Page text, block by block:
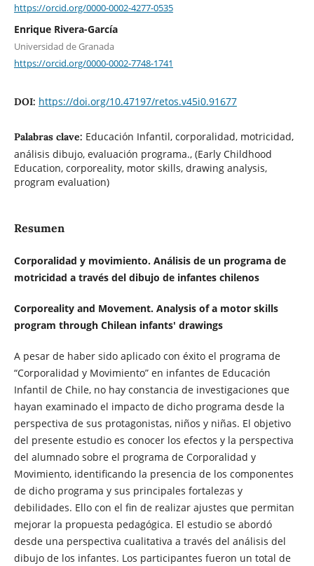
https://orcid.org/0000-0002-4277-0535
Enrique Rivera-García
Universidad de Granada
https://orcid.org/0000-0002-7748-1741
DOI: https://doi.org/10.47197/retos.v45i0.91677
Palabras clave: Educación Infantil, corporalidad, motricidad,
análisis dibujo, evaluación programa., (Early Childhood
Education, corporeality, motor skills, drawing analysis,
program evaluation)
Resumen
Corporalidad y movimiento. Análisis de un programa de
motricidad a través del dibujo de infantes chilenos
Corporeality and Movement. Analysis of a motor skills
program through Chilean infants' drawings
A pesar de haber sido aplicado con éxito el programa de
“Corporalidad y Movimiento” en infantes de Educación
Infantil de Chile, no hay constancia de investigaciones que
hayan examinado el impacto de dicho programa desde la
perspectiva de sus protagonistas, niños y niñas. El objetivo
del presente estudio es conocer los efectos y la perspectiva
del alumnado sobre el programa de Corporalidad y
Movimiento, identificando la presencia de los componentes
de dicho programa y sus principales fortalezas y
debilidades. Ello con el fin de realizar ajustes que permitan
mejorar la propuesta pedagógica. El estudio se abordó
desde una perspectiva cualitativa a través del análisis del
dibujo de los infantes. Los participantes fueron un total de